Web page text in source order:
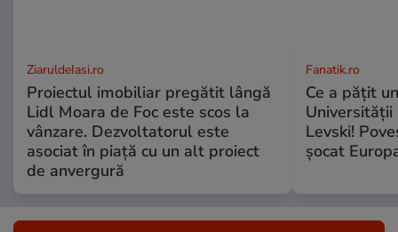
ZiaruldeIasi.ro
Proiectul imobiliar pregătit lângă
Lidl Moara de Foc este scos la
vânzare. Dezvoltatorul este
asociat în piață cu un alt proiect
de anvergură
Fanatik.ro
Ce a pățit
Universității
Levski!
șocat